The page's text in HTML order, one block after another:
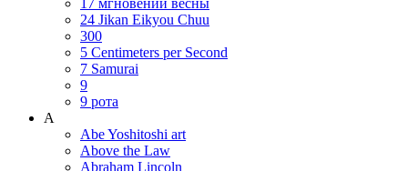
24 Jikan Eikyou Chuu
300
5 Centimeters per Second
7 Samurai
9
9 рота
A
Abe Yoshitoshi art
Above the Law
Abraham Lincoln